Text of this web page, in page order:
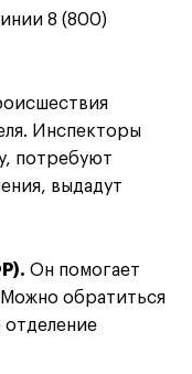
8 (800)
Инспекторы
потребуют
выдадут
Он помогает
Можно обратиться